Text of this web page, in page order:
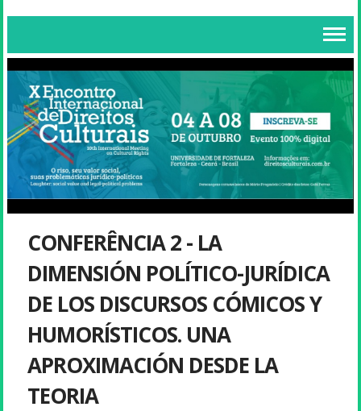
CONFERÊNCIA 2 - LA
DIMENSIÓN POLÍTICO-JURÍDICA
DE LOS DISCURSOS CÓMICOS Y
HUMORÍSTICOS. UNA
APROXIMACIÓN DESDE LA
TEORIA